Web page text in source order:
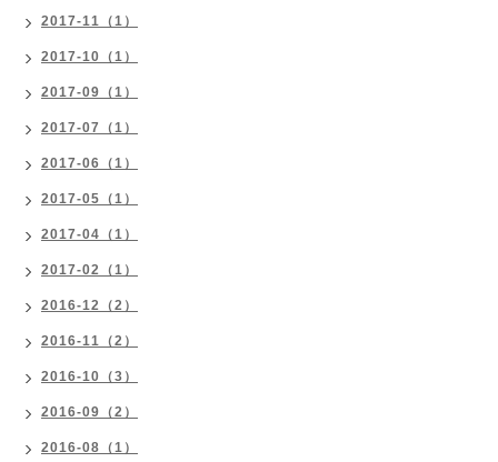
2017-11（1）
2017-10（1）
2017-09（1）
2017-07（1）
2017-06（1）
2017-05（1）
2017-04（1）
2017-02（1）
2016-12（2）
2016-11（2）
2016-10（3）
2016-09（2）
2016-08（1）